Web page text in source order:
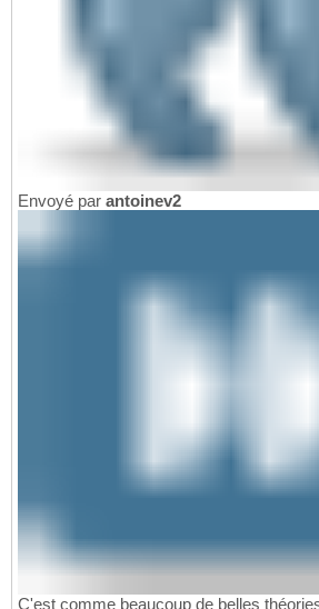
Envoyé par antoinev2
C'est comme beaucoup de belles